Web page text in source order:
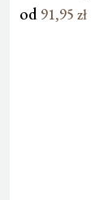
od 91,95 zł